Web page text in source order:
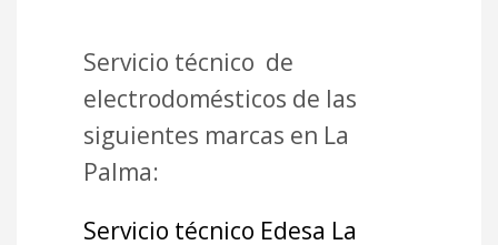
Servicio técnico de
electrodomésticos de las
siguientes marcas en La
Palma:
Servicio técnico Edesa La